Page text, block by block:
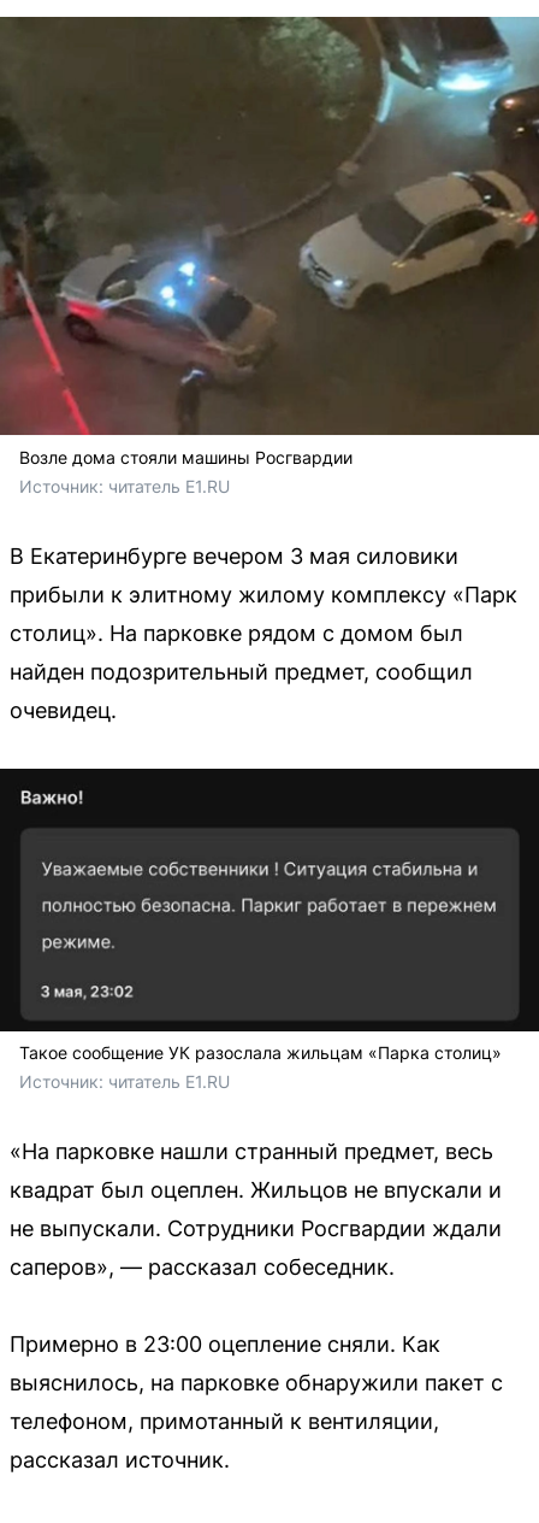
Возле дома стояли машины Росгвардии
Источник: читатель Е1.RU
В Екатеринбурге вечером 3 мая силовики
прибыли к элитному жилому комплексу «Парк
столиц». На парковке рядом с домом был
найден подозрительный предмет, сообщил
очевидец.
Такое сообщение УК разослала жильцам «Парка столиц»
Источник: читатель Е1.RU
«На парковке нашли странный предмет, весь
квадрат был оцеплен. Жильцов не впускали и
не выпускали. Сотрудники Росгвардии ждали
саперов», — рассказал собеседник.
Примерно в 23:00 оцепление сняли. Как
выяснилось, на парковке обнаружили пакет с
телефоном, примотанный к вентиляции,
рассказал источник.